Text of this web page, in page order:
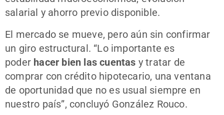
salarial y ahorro previo disponible.
El mercado se mueve, pero aún sin confirmar
un giro estructural. “Lo importante es
poder hacer bien las cuentas y tratar de
comprar con crédito hipotecario, una ventana
de oportunidad que no es usual siempre en
nuestro país”, concluyó González Rouco.